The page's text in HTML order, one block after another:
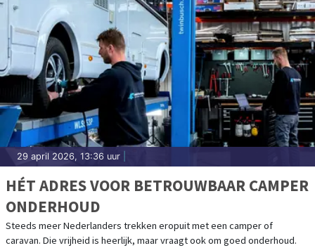
29 april 2026, 13:36 uur
HÉT ADRES VOOR BETROUWBAAR CAMPER
ONDERHOUD
Steeds meer Nederlanders trekken eropuit met een camper of
caravan. Die vrijheid is heerlijk, maar vraagt ook om goed onderhoud.